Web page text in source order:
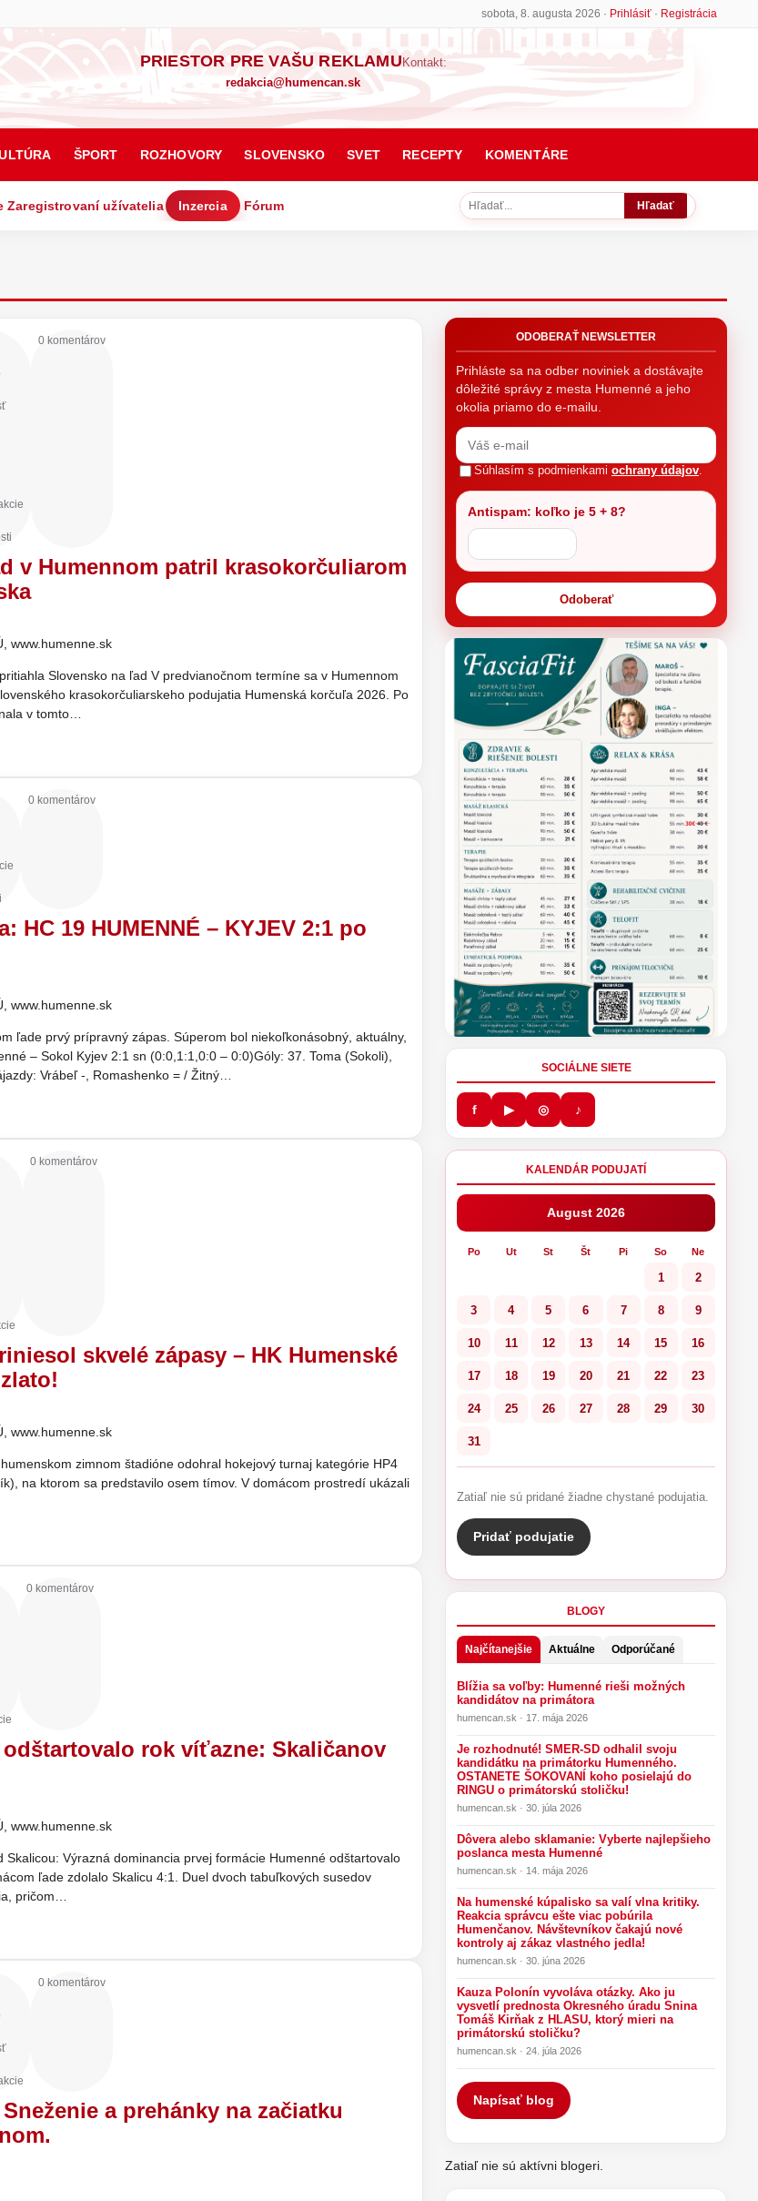
sobota, 8. augusta 2026 · Prihlásiť · Registrácia
PRIESTOR PRE VAŠU REKLAMU Kontakt:
redakcia@humencan.sk
ŠPORT ROZHOVORY SLOVENSKO SVET RECEPTY KOMENTÁRE
Zaregistrovaní užívatelia Inzercia Fórum Hľadať
0 komentárov
v Humennom patril krasokorčuliarom
www.humenne.sk
Slovensko na ľad V predvianočnom termíne sa v Humennom
krasokorčuliarskeho podujatia Humenská korčuľa 2026. Po
v tomto…
0 komentárov
HC 19 HUMENNÉ – KYJEV 2:1 po
www.humenne.sk
ľade prvý prípravný zápas. Súperom bol niekoľkonásobný, aktuálny,
– Sokol Kyjev 2:1 sn (0:0,1:1,0:0 – 0:0)Góly: 37. Toma (Sokoli),
Vrábeľ -, Romashenko = / Žitný…
0 komentárov
skvelé zápasy – HK Humenské
www.humenne.sk
zimnom štadióne odohral hokejový turnaj kategórie HP4
na ktorom sa predstavilo osem tímov. V domácom prostredí ukázali
0 komentárov
odštartovalo rok víťazne: Skaličanov
www.humenne.sk
Skalicou: Výrazná dominancia prvej formácie Humenné odštartovalo
ľade zdolalo Skalicu 4:1. Duel dvoch tabuľkových susedov
pričom…
0 komentárov
a prehánky na začiatku
ODOBERAŤ NEWSLETTER
Prihláste sa na odber noviniek a dostávajte
dôležité správy z mesta Humenné a jeho
okolia priamo do e-mailu.
Súhlasím s podmienkami ochrany údajov.
Antispam: koľko je 5 + 8?
Odoberať
SOCIÁLNE SIETE
f ▶ ◎ ♪
KALENDÁR PODUJATÍ
August 2026
Po Ut St Št Pi So Ne
1 2
3 4 5 6 7 8 9
10 11 12 13 14 15 16
17 18 19 20 21 22 23
24 25 26 27 28 29 30
31
Zatiaľ nie sú pridané žiadne chystané podujatia.
Pridať podujatie
BLOGY
Najčítanejšie Aktuálne Odporúčané
Blížia sa voľby: Humenné rieši možných
kandidátov na primátora
humencan.sk · 17. mája 2026
Je rozhodnuté! SMER-SD odhalil svoju
kandidátku na primátorku Humenného.
OSTANETE ŠOKOVANÍ koho posielajú do
RINGU o primátorskú stoličku!
humencan.sk · 30. júla 2026
Dôvera alebo sklamanie: Vyberte najlepšieho
poslanca mesta Humenné
humencan.sk · 14. mája 2026
Na humenské kúpalisko sa valí vlna kritiky.
Reakcia správcu ešte viac pobúrila
Humenčanov. Návštevníkov čakajú nové
kontroly aj zákaz vlastného jedla!
humencan.sk · 30. júna 2026
Kauza Polonín vyvoláva otázky. Ako ju
vysvetlí prednosta Okresného úradu Snina
Tomáš Kirňak z HLASU, ktorý mieri na
primátorskú stoličku?
humencan.sk · 24. júla 2026
Napísať blog
Zatiaľ nie sú aktívni blogeri.